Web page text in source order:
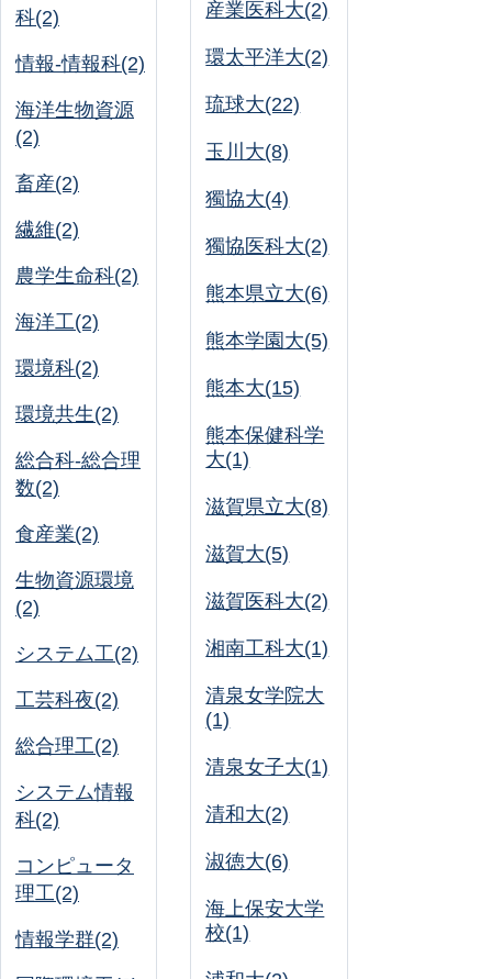
科(2)
情報-情報科(2)
海洋生物資源
(2)
畜産(2)
繊維(2)
農学生命科(2)
海洋工(2)
環境科(2)
環境共生(2)
総合科-総合理
数(2)
食産業(2)
生物資源環境
(2)
システム工(2)
工芸科夜(2)
総合理工(2)
システム情報
科(2)
コンピュータ
理工(2)
情報学群(2)
産業医科大(2)
環太平洋大(2)
琉球大(22)
玉川大(8)
獨協大(4)
獨協医科大(2)
熊本県立大(6)
熊本学園大(5)
熊本大(15)
熊本保健科学
大(1)
滋賀県立大(8)
滋賀大(5)
滋賀医科大(2)
湘南工科大(1)
清泉女学院大
(1)
清泉女子大(1)
清和大(2)
淑徳大(6)
海上保安大学
校(1)